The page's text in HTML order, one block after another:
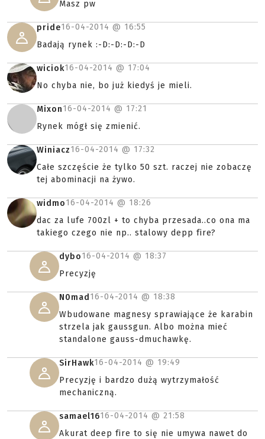
Masz pw
pride16-04-2014 @ 16:55
Badają rynek :-D:-D:-D:-D
wiciok16-04-2014 @ 17:04
No chyba nie, bo już kiedyś je mieli.
Mixon16-04-2014 @ 17:21
Rynek mógł się zmienić.
Winiacz16-04-2014 @ 17:32
Całe szczęście że tylko 50 szt. raczej nie zobaczę
tej abominacji na żywo.
widmo16-04-2014 @ 18:26
dac za lufe 700zl + to chyba przesada..co ona ma
takiego czego nie np.. stalowy depp fire?
dybo16-04-2014 @ 18:37
Precyzję
N0mad 16-04-2014 @ 18:38
Wbudowane magnesy sprawiające że karabin
strzela jak gaussgun. Albo można mieć
standalone gauss-dmuchawkę.
SirHawk16-04-2014 @ 19:49
Precyzję i bardzo dużą wytrzymałość
mechaniczną.
samael1616-04-2014 @ 21:58
Akurat deep fire to się nie umywa nawet do